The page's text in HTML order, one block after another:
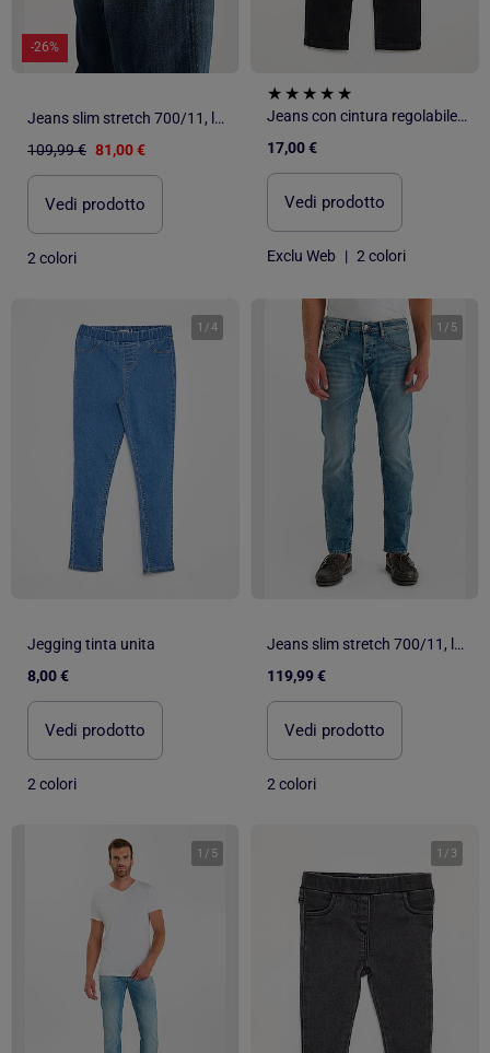
-26%
Jeans slim stretch 700/11, lunghezza 34
109,99 € 81,00 €
Vedi prodotto
2 colori
Jeans con cintura regolabile - collezione facile da indossare
17,00 €
Vedi prodotto
Exclu Web | 2 colori
1 /4
Jegging tinta unita
8,00 €
Vedi prodotto
2 colori
1 / 5
Jeans slim stretch 700/11, lunghezza 34
119,99 €
Vedi prodotto
2 colori
1 / 5 1 / 3